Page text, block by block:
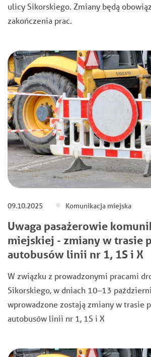
ulicy Sikorskiego. Zmiany będą
zakończenia prac.
09.10.2025 Komunikacja miejska
Uwaga pasażerowie
miejskiej - zmiany w trasie
autobusów linii nr 1, 1S i X
W związku z prowadzonymi pracami
Sikorskiego, w dniach 10–13
wprowadzone zostają zmiany w trasie
autobusów linii nr 1, 1S i X